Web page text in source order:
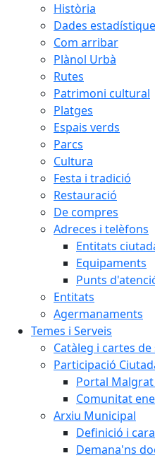
Història
Dades
Com arribar
Plànol Urbà
Rutes
Patrimoni cultural
Platges
Espais verds
Parcs
Cultura
Festa i tradició
Restauració
De compres
Adreces i telèfons
Entitats
Equipaments
Punts
Entitats
Agermanaments
Temes i Serveis
Catàleg i cartes de
Participació
Portal
Comunitat
Arxiu Municipal
Definició i
Demana'ns